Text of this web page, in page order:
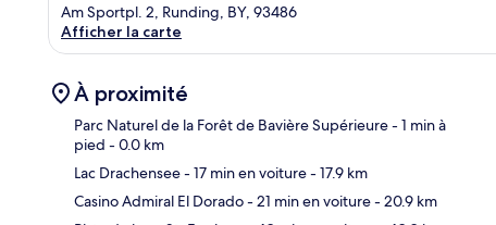
Am Sportpl. 2, Runding, BY, 93486
Afficher la carte
À proximité
Parc Naturel de la Forêt de Bavière Supérieure- 1 min à
pied - 0.0 km
Lac Drachensee- 17 min en voiture- 17.9 km
Casino Admiral El Dorado- 21 min en voiture- 20.9 km